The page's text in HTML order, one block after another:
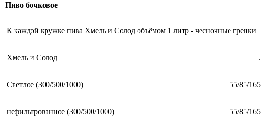
Пиво бочковое
К каждой кружке пива Хмель и Солод объёмом 1 литр - чесночные гренки
Хмель и Солод .
Светлое (300/500/1000) 55/85/165
нефильтрованное (300/500/1000) 55/85/165